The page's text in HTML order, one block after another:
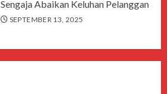
Sengaja Abaikan Keluhan Pelanggan
SEPTEMBER 13, 2025